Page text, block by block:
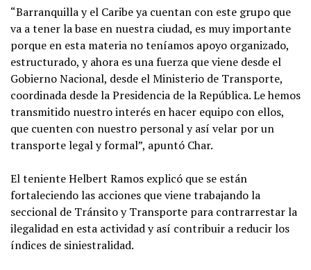
“Barranquilla y el Caribe ya cuentan con este grupo que
va a tener la base en nuestra ciudad, es muy importante
porque en esta materia no teníamos apoyo organizado,
estructurado, y ahora es una fuerza que viene desde el
Gobierno Nacional, desde el Ministerio de Transporte,
coordinada desde la Presidencia de la República. Le hemos
transmitido nuestro interés en hacer equipo con ellos,
que cuenten con nuestro personal y así velar por un
transporte legal y formal”, apuntó Char.
El teniente Helbert Ramos explicó que se están
fortaleciendo las acciones que viene trabajando la
seccional de Tránsito y Transporte para contrarrestar la
ilegalidad en esta actividad y así contribuir a reducir los
índices de siniestralidad.